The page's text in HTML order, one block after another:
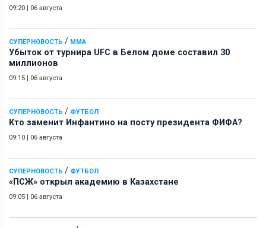
09:20 | 06 августа
СУПЕРНОВОСТЬ / ММА
Убыток от турнира UFC в Белом доме составил 30
миллионов
09:15 | 06 августа
СУПЕРНОВОСТЬ / ФУТБОЛ
Кто заменит Инфантино на посту президента ФИФА?
09:10 | 06 августа
СУПЕРНОВОСТЬ / ФУТБОЛ
«ПСЖ» открыл академию в Казахстане
09:05 | 06 августа